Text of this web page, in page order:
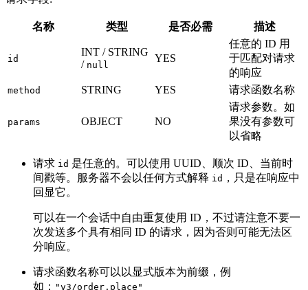
名称 类型 是否必需 描述
id
INT / STRING
/ null
YES
任意的 ID 用
于匹配对请求
的响应
method STRING YES 请求函数名称
params OBJECT NO
请求参数。如
果没有参数可
以省略
请求 id 是任意的。可以使用 UUID、顺次 ID、当前时
间戳等。服务器不会以任何方式解释 id ，只是在响应中
回显它。
可以在一个会话中自由重复使用 ID，不过请注意不要一
次发送多个具有相同 ID 的请求，因为否则可能无法区
分响应。
请求函数名称可以以显式版本为前缀，例
如： "v3/order.place"